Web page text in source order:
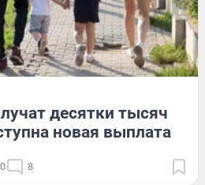
десятки тысяч
новая выплата
8